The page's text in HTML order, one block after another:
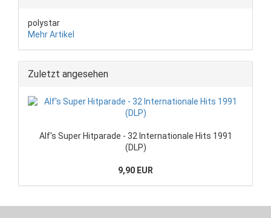
polystar
Mehr Artikel
Zuletzt angesehen
Alf's Super Hitparade - 32 Internationale Hits 1991
(DLP)
9,90 EUR